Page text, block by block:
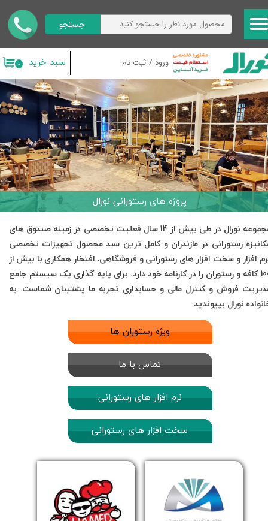
ورود / ثبت نام
حساب کاربری من
تغییر گذر واژه
سفارشات
خروج از حساب کاربری
جستجو
۰ سبد خرید
پروژه های رستورانی نورال
​مجموعه نورال در طی بیش از 14 سال فعالیت تخصصی در زمینه صندوق های
رستورانی در مازندران و کامل ترین سبد محصول تجهیزات تخصصی
افزار و سخت افزار های رستورانی و فروشگاهی، افتخار همکاری با بیش از
100 کافه و رستوران را در کارنامه خود دارد. برای پایه گذاری یک سیستم جامع
فروش و کنترل مالی و حسابداری تجربه ما پشتیبان شماست. به
نورال بپیوندید.
ویژه رستوران ها
نرم افزار های رستورانی
سخت افزار های رستورانی
تماس با ما